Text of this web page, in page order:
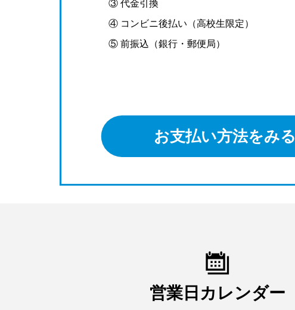
③ 代金引換
④ コンビニ後払い（高校生限定）
⑤ 前振込（銀行・郵便局）
お支払い方法をみる
営業日カレンダー